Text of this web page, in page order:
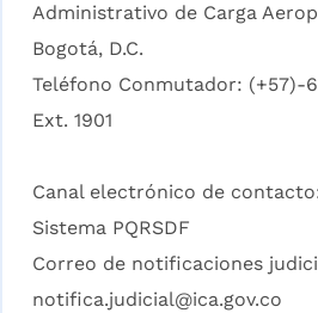
Administrativo de Carga
Bogotá, D.C.
Teléfono Conmutador: (+57)-
Ext. 1901
Canal electrónico de
Sistema PQRSDF
Correo de notificaciones
notifica.judicial@ica.gov.co